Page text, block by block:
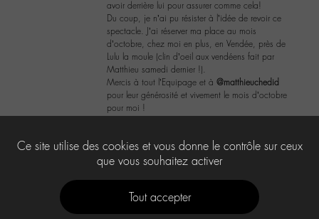
avoir derrière lui pour assurer comme cela!
Du coup, je n’ai pu résister à l’idée de revoir ce
spectacle. J’ai réserver ma place au mois
d’octobre, chez moi en plus, en Vendée, près de
Lulu la moule (clin d’oeil aux vendéens fait par
Matthieu samedi dernier !).
Mercis à tout l’Equipage et à @matthieuchedid
pour leur générosité et vivement le mois d’octobre
pour moi !
Ce site utilise des cookies et vous donne le contrôle sur ceux
que vous souhaitez activer
Tout accepter